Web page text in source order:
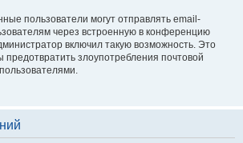
пользователи могут отправлять email-
через встроенную в конференцию
включил такую возможность. Это
предотвратить злоупотребления почтовой